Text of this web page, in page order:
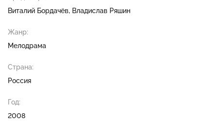
Виталий Бордачёв
Владислав Ряшин
Жанр:
Мелодрама
Страна:
Россия
Год:
2008